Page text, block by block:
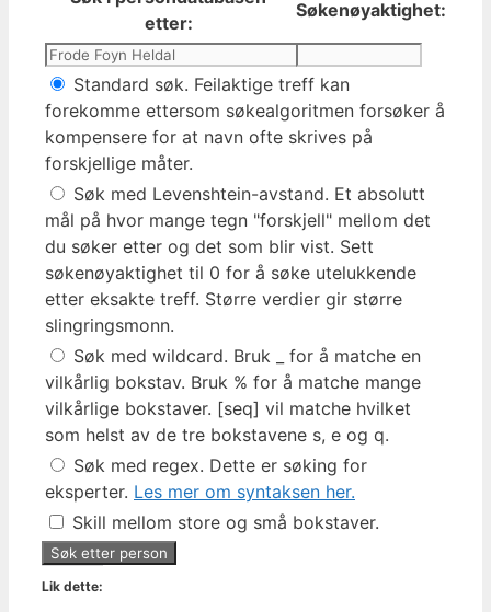
etter:
Søkenøyaktighet:
Standard søk. Feilaktige treff kan
forekomme ettersom søkealgoritmen forsøker å
kompensere for at navn ofte skrives på
forskjellige måter.
Søk med Levenshtein-avstand. Et absolutt
mål på hvor mange tegn "forskjell" mellom det
du søker etter og det som blir vist. Sett
søkenøyaktighet til 0 for å søke utelukkende
etter eksakte treff. Større verdier gir større
slingringsmonn.
Søk med wildcard. Bruk _ for å matche en
vilkårlig bokstav. Bruk % for å matche mange
vilkårlige bokstaver. [seq] vil matche hvilket
som helst av de tre bokstavene s, e og q.
Søk med regex. Dette er søking for
eksperter. Les mer om syntaksen her.
Skill mellom store og små bokstaver.
Lik dette: